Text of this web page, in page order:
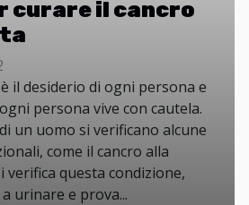
curare il cancro
il desiderio di ogni persona e
persona vive con cautela.
un uomo si verificano alcune
come il cancro alla
verifica questa condizione,
urinare e prova...